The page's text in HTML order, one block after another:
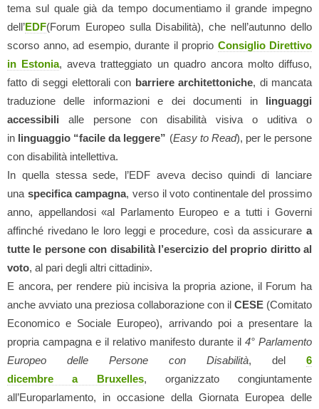
tema sul quale già da tempo documentiamo il grande impegno
dell’EDF(Forum Europeo sulla Disabilità), che nell’autunno dello
scorso anno, ad esempio, durante il proprio Consiglio Direttivo
in Estonia, aveva tratteggiato un quadro ancora molto diffuso,
fatto di seggi elettorali con barriere architettoniche, di mancata
traduzione delle informazioni e dei documenti in
linguaggi
accessibili
alle persone con disabilità visiva o uditiva o
in linguaggio “facile da leggere” (Easy to Read), per le persone
con disabilità intellettiva.
In quella stessa sede, l’EDF aveva deciso quindi di lanciare
una specifica campagna, verso il voto continentale del prossimo
anno, appellandosi «al Parlamento Europeo e a tutti i Governi
affinché rivedano le loro leggi e procedure, così da assicurare a
tutte le persone con disabilità l’esercizio del proprio diritto al
voto, al pari degli altri cittadini».
E ancora, per rendere più incisiva la propria azione, il Forum ha
anche avviato una preziosa collaborazione con il CESE (Comitato
Economico e Sociale Europeo), arrivando poi a presentare la
propria campagna e il relativo manifesto durante il 4° Parlamento
Europeo delle Persone con Disabilità, del
6
dicembre
a Bruxelles, organizzato congiuntamente
all’Europarlamento, in occasione della Giornata Europea delle